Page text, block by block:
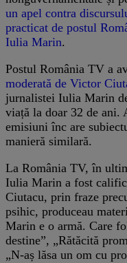
un apel contra
practicat de postul
Iulia Marin.
Postul România TV a
moderată de Victor
jurnalistei Iulia Marin
viață la doar 32 de ani.
emisiuni înc are
manieră similară.
La România TV, în
Iulia Marin a fost
Ciutacu, prin fraze
psihic, produceau
Marin e o armă. Care
destine”, „Rătăcită
„N-aș lăsa un om cu